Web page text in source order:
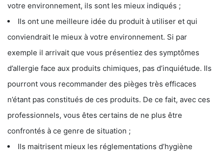
votre environnement, ils sont les mieux indiqués ;
Ils ont une meilleure idée du produit à utiliser et qui
conviendrait le mieux à votre environnement. Si par
exemple il arrivait que vous présentiez des symptômes
d’allergie face aux produits chimiques, pas d’inquiétude. Ils
pourront vous recommander des pièges très efficaces
n’étant pas constitués de ces produits. De ce fait, avec ces
professionnels, vous êtes certains de ne plus être
confrontés à ce genre de situation ;
Ils maitrisent mieux les réglementations d’hygiène